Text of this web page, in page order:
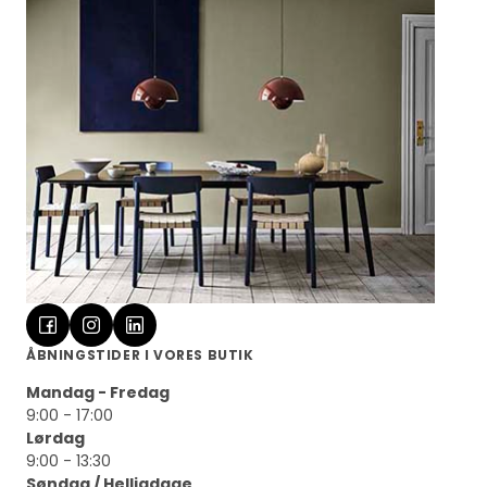
ÅBNINGSTIDER I VORES BUTIK
Mandag - Fredag
9:00 - 17:00
Lørdag
9:00 - 13:30